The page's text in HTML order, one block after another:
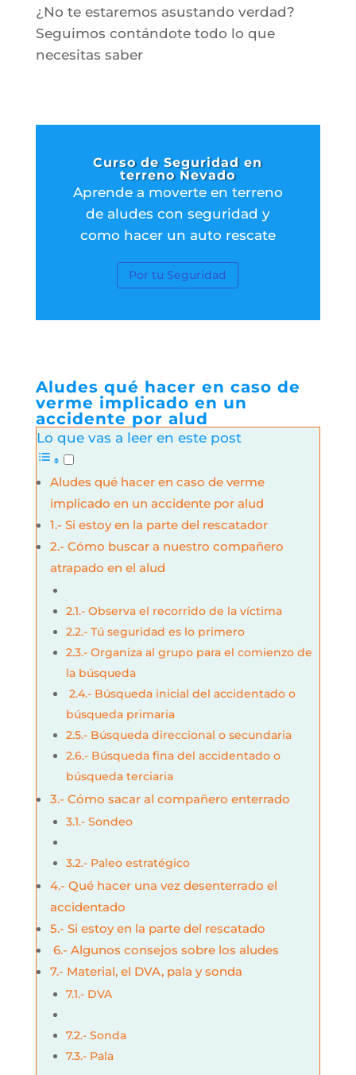
¿No te estaremos asustando verdad?
Seguimos contándote todo lo que
necesitas saber
Curso de Seguridad en
terreno Nevado
Aprende a moverte en terreno
de aludes con seguridad y
como hacer un auto rescate
Por tu Seguridad
Aludes qué hacer en caso de
verme implicado en un
accidente por alud
Lo que vas a leer en este post
Aludes qué hacer en caso de verme
implicado en un accidente por alud
1.- Si estoy en la parte del rescatador
2.- Cómo buscar a nuestro compañero
atrapado en el alud
2.1.- Observa el recorrido de la víctima
2.2.- Tú seguridad es lo primero
2.3.- Organiza al grupo para el comienzo de
la búsqueda
2.4.- Búsqueda inicial del accidentado o
búsqueda primaria
2.5.- Búsqueda direccional o secundaria
2.6.- Búsqueda fina del accidentado o
búsqueda terciaria
3.- Cómo sacar al compañero enterrado
3.1.- Sondeo
3.2.- Paleo estratégico
4.- Qué hacer una vez desenterrado el
accidentado
5.- Si estoy en la parte del rescatado
6.- Algunos consejos sobre los aludes
7.- Material, el DVA, pala y sonda
7.1.- DVA
7.2.- Sonda
7.3.- Pala